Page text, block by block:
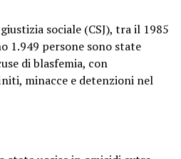
sociale (CSJ), tra il 1985
1.949 persone sono state
di blasfemia, con
minacce e detenzioni nel